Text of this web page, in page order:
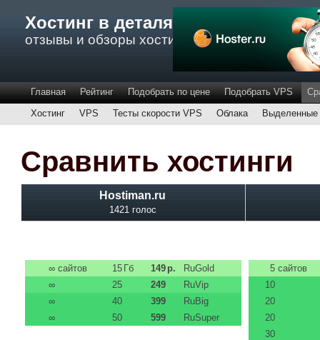
Хостинг в деталях
отзывы и обзоры хостинга
Главная Рейтинг Подобрать по цене Подобрать VPS
Хостинг
VPS Тесты скорости VPS Облака Выделенные
Сравнить хостинги
Hostiman.ru
1421 голос
∞ сайтов 15 Гб 149 р.
RuGold
∞
25 249
RuVip
∞
40 399
RuBig
∞
50 599 RuSuper
5 сайтов
10
20
20
30